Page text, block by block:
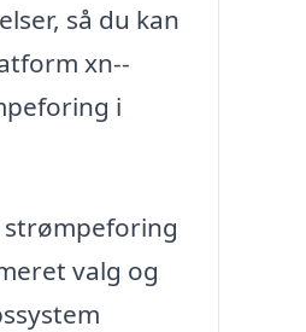
så du kan
xn--
i
strømpeforing
valg og